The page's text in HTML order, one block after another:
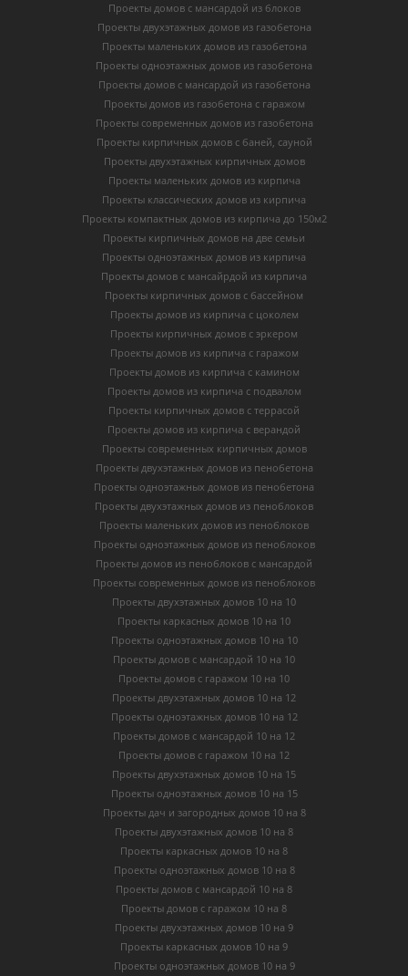
Проекты домов с мансардой из блоков
Проекты двухэтажных домов из газобетона
Проекты маленьких домов из газобетона
Проекты одноэтажных домов из газобетона
Проекты домов с мансардой из газобетона
Проекты домов из газобетона с гаражом
Проекты современных домов из газобетона
Проекты кирпичных домов с баней, сауной
Проекты двухэтажных кирпичных домов
Проекты маленьких домов из кирпича
Проекты классических домов из кирпича
Проекты компактных домов из кирпича до 150м2
Проекты кирпичных домов на две семьи
Проекты одноэтажных домов из кирпича
Проекты домов с мансайрдой из кирпича
Проекты кирпичных домов с бассейном
Проекты домов из кирпича с цоколем
Проекты кирпичных домов с эркером
Проекты домов из кирпича с гаражом
Проекты домов из кирпича с камином
Проекты домов из кирпича с подвалом
Проекты кирпичных домов с террасой
Проекты домов из кирпича с верандой
Проекты современных кирпичных домов
Проекты двухэтажных домов из пенобетона
Проекты одноэтажных домов из пенобетона
Проекты двухэтажных домов из пеноблоков
Проекты маленьких домов из пеноблоков
Проекты одноэтажных домов из пеноблоков
Проекты домов из пеноблоков с мансардой
Проекты современных домов из пеноблоков
Проекты двухэтажных домов 10 на 10
Проекты каркасных домов 10 на 10
Проекты одноэтажных домов 10 на 10
Проекты домов с мансардой 10 на 10
Проекты домов с гаражом 10 на 10
Проекты двухэтажных домов 10 на 12
Проекты одноэтажных домов 10 на 12
Проекты домов с мансардой 10 на 12
Проекты домов с гаражом 10 на 12
Проекты двухэтажных домов 10 на 15
Проекты одноэтажных домов 10 на 15
Проекты дач и загородных домов 10 на 8
Проекты двухэтажных домов 10 на 8
Проекты каркасных домов 10 на 8
Проекты одноэтажных домов 10 на 8
Проекты домов с мансардой 10 на 8
Проекты домов с гаражом 10 на 8
Проекты двухэтажных домов 10 на 9
Проекты каркасных домов 10 на 9
Проекты одноэтажных домов 10 на 9